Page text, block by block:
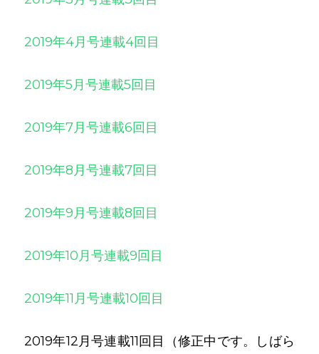
2019年4月号連載4回目
2019年5月号連載5回目
2019年7月号連載6回目
2019年8月号連載7回目
2019年9月号連載8回目
2019年10月号連載9回目
2019年11月号連載10回目
2019年12月号連載11回目（修正中です。しばら